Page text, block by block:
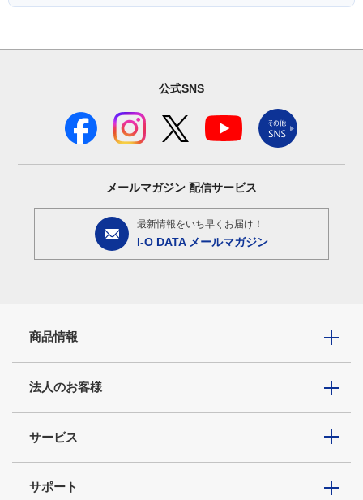
公式SNS
メールマガジン 配信サービス
最新情報をいち早くお届け！
I-O DATA メールマガジン
商品情報
法人のお客様
サービス
サポート